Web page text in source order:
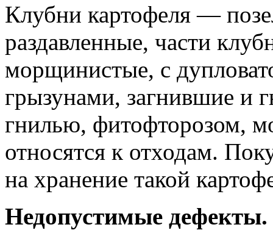
Клубни картофеля —
раздавленные, части
морщинистые, с
грызунами, загнившие и
гнилью, фитофторозом,
относятся к отходам.
на хранение такой
Недопустимые дефекты.